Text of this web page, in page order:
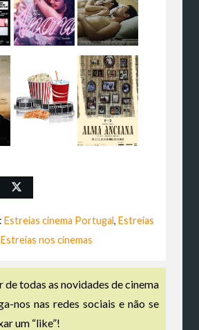
Estreias cinema Portugal, Estreias
Estreias nos cinemas
de todas as novidades de cinema
nos nas redes sociais e não se
um “like”!